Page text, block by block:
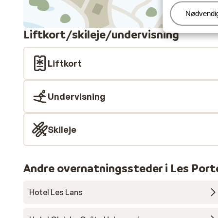
Liftkort/skileje/undervisning
Liftkort
Undervisning
Skileje
Andre overnatningssteder i Les
Hotel Les Lans